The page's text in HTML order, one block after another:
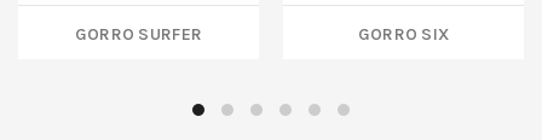
GORRO SURFER GORRO SIX